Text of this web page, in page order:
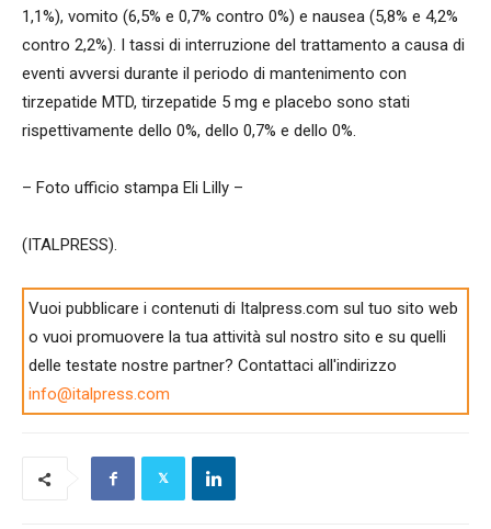
1,1%), vomito (6,5% e 0,7% contro 0%) e nausea (5,8% e 4,2%
contro 2,2%). I tassi di interruzione del trattamento a causa di
eventi avversi durante il periodo di mantenimento con
tirzepatide MTD, tirzepatide 5 mg e placebo sono stati
rispettivamente dello 0%, dello 0,7% e dello 0%.
– Foto ufficio stampa Eli Lilly –
(ITALPRESS).
Vuoi pubblicare i contenuti di Italpress.com sul tuo sito web
o vuoi promuovere la tua attività sul nostro sito e su quelli
delle testate nostre partner? Contattaci all'indirizzo
info@italpress.com